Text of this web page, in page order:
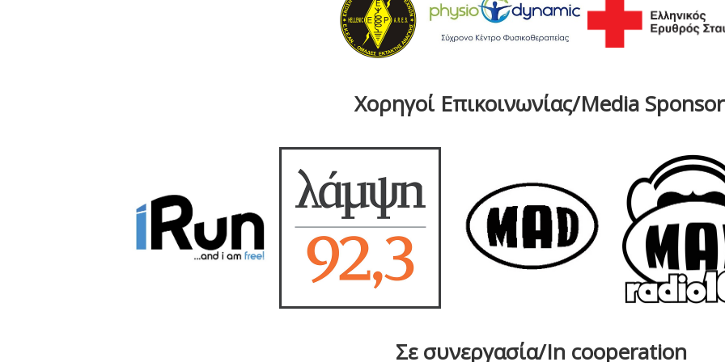
Χορηγοί Επικοινωνίας/Media
Σε συνεργασία/In cooperation